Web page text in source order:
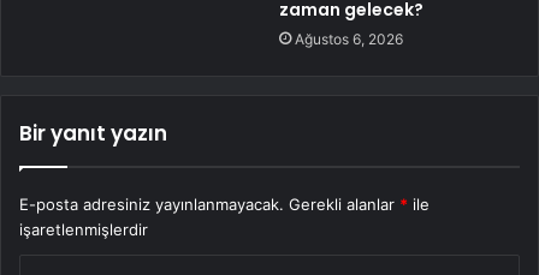
zaman gelecek?
Ağustos 6, 2026
Bir yanıt yazın
E-posta adresiniz yayınlanmayacak. Gerekli alanlar * ile
işaretlenmişlerdir